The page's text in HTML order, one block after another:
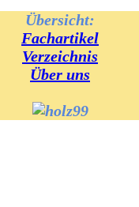
Übersicht:
Fachartikel
Verzeichnis
Über uns